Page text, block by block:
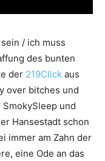
/ ich muss
des bunten
der 219Click aus
over bitches und
SmokySleep und
Hansestadt schon
immer am Zahn der
eine Ode an das